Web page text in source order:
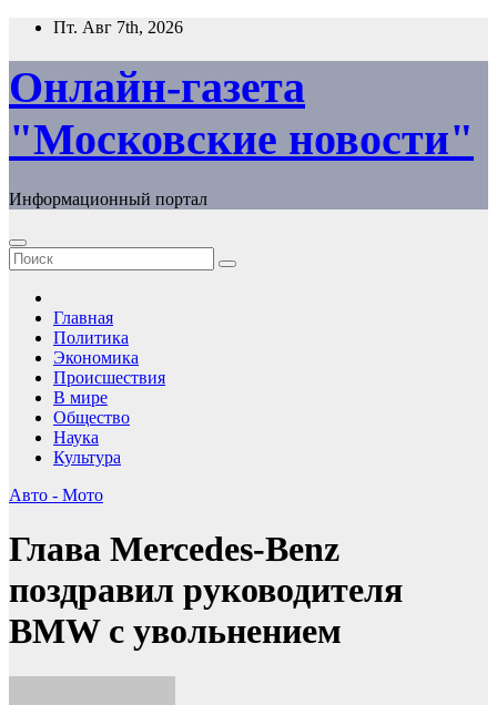
Перейти
содержимому
Пт. Авг 7th, 2026
Онлайн-газета
"Московские новости"
Информационный портал
Главная
Политика
Экономика
Происшествия
В мире
Общество
Наука
Культура
Авто - Мото
Глава Mercedes-Benz
поздравил руководителя
BMW с увольнением